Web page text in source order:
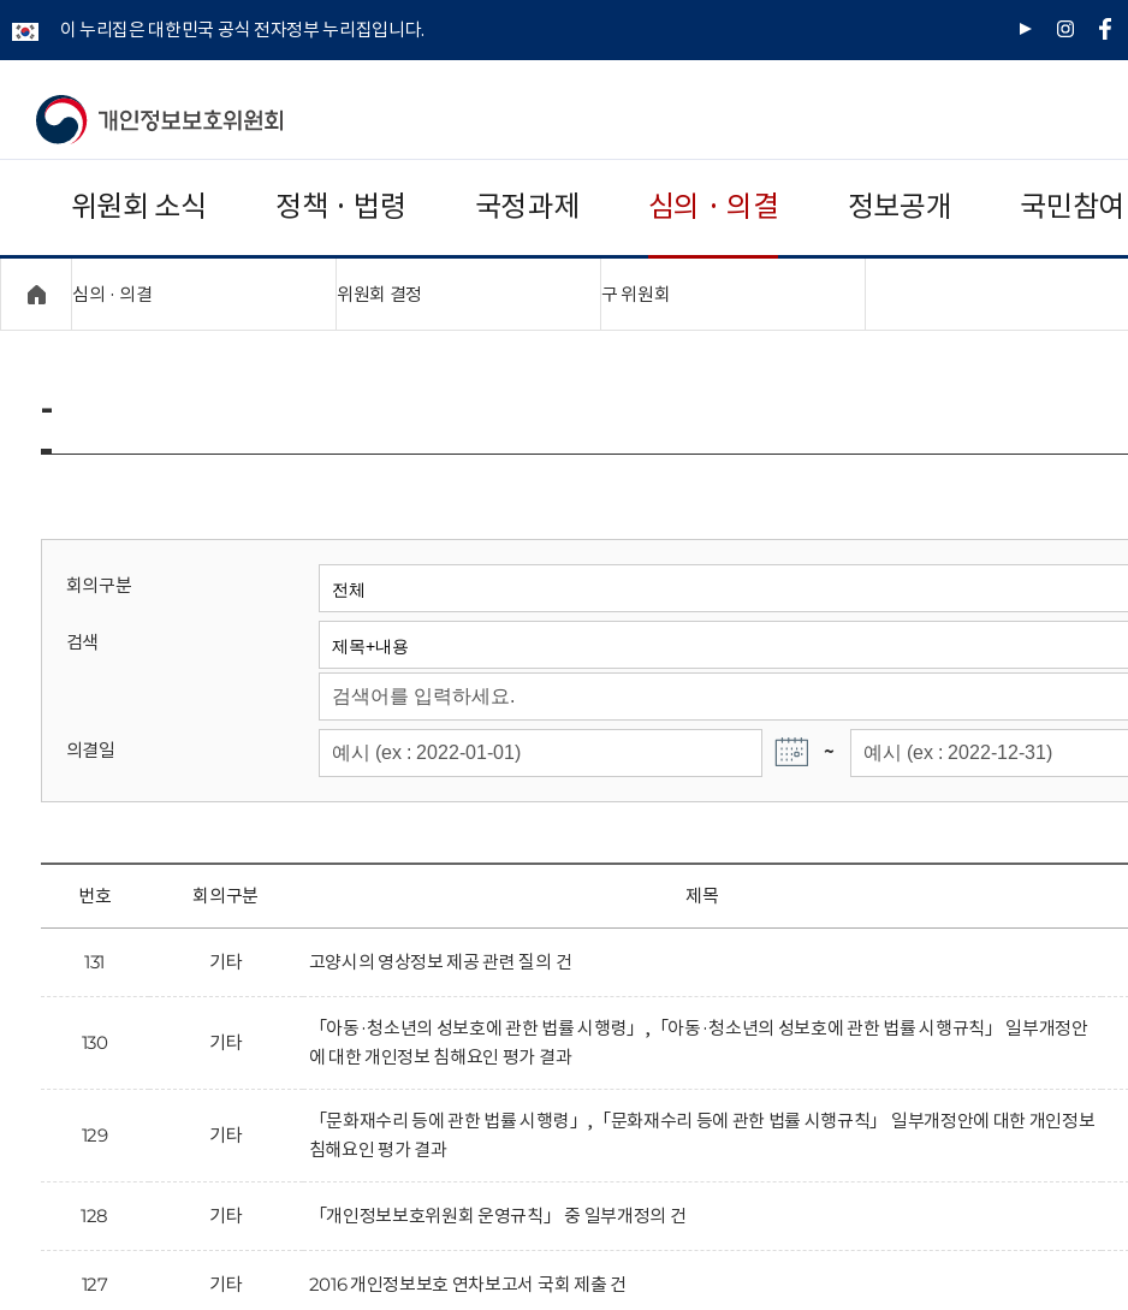
이 누리집은 대한민국 공식 전자정부 누리집입니다.
유
인
페
개
보
보
위
회
위원회 소식 정책 · 법령 국정과제 심의 · 의결 정보공개 국민참여
심의 · 의결 위원회 결정 구 위원회
-
회의구분
검색
의결일 ~
번호 회의구분 제목
131 기타 고양시의 영상정보 제공 관련 질의 건
130 기타
「아동·청소년의 성보호에 관한 법률 시행령」,「아동·청소년의 성보호에 관한 법률 시행규칙」 일부개정안
에 대한 개인정보 침해요인 평가 결과
129 기타
「문화재수리 등에 관한 법률 시행령」,「문화재수리 등에 관한 법률 시행규칙」 일부개정안에 대한 개인정보
침해요인 평가 결과
128 기타 「개인정보보호위원회 운영규칙」 중 일부개정의 건
127 기타 2016 개인정보보호 연차보고서 국회 제출 건